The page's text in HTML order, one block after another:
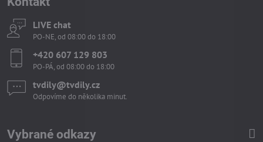
LIVE chat
PO-NE, od 08:00 do 18:00
+420 607 129 803
PO-PÁ, od 08:00 do 18:00
tvdily​@tvdily​.cz
Odpovíme do několika minut.
Vybrané odkazy